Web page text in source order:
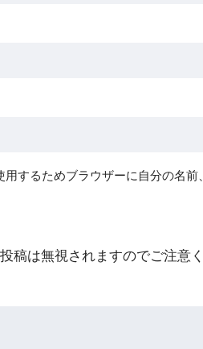
用するためブラウザーに自分の名前
稿は無視されますのでご注意